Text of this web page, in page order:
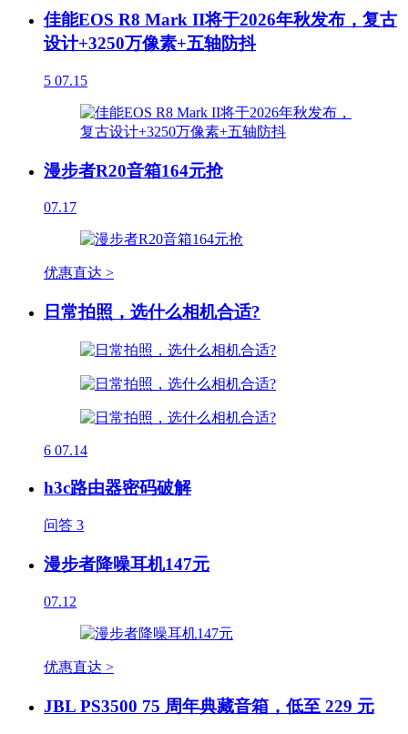
佳能EOS R8 Mark II将于2026年秋发布，复古
设计+3250万像素+五轴防抖
5 07.15
漫步者R20音箱164元抢
07.17
优惠直达 >
日常拍照，选什么相机合适?
6 07.14
h3c路由器密码破解
问答 3
漫步者降噪耳机147元
07.12
优惠直达 >
JBL PS3500 75 周年典藏音箱，低至 229 元